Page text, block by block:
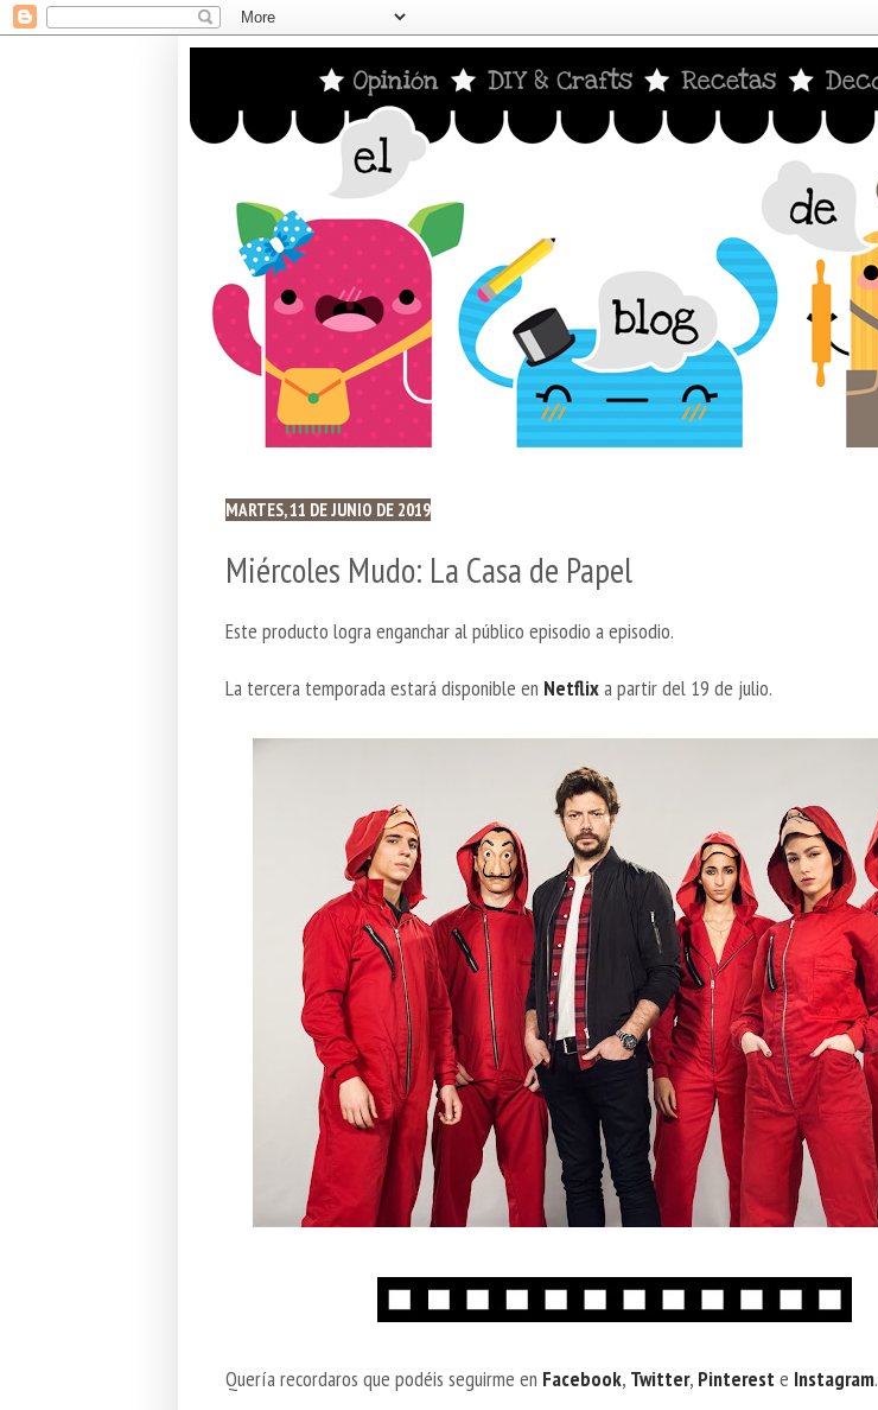
MARTES, 11 DE JUNIO DE 2019
Miércoles Mudo: La Casa de Papel
Este producto logra enganchar al público episodio a episodio.
La tercera temporada estará disponible en Netflixa partir del 19 de julio.
Quería recordaros que podéis seguirme en Facebook, Twitter, Pinterest e Instagram.